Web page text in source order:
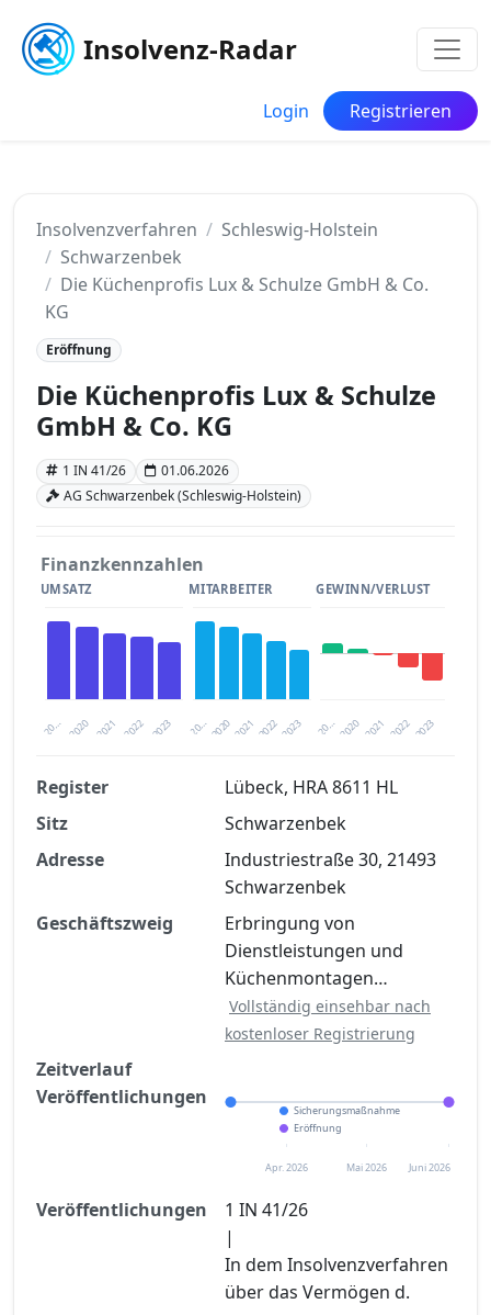
Insolvenz-Radar
Login Registrieren
Insolvenzverfahren
Schleswig-Holstein
Schwarzenbek
Die Küchenprofis Lux & Schulze GmbH & Co.
KG
Eröffnung
Die Küchenprofis Lux & Schulze
GmbH & Co. KG
1 IN 41/26
01.06.2026
AG Schwarzenbek (Schleswig-Holstein)
Finanzkennzahlen
UMSATZ
20… 2021 2023
2020 2022
MITARBEITER
20… 2021 2023
2020 2022
GEWINN/VERLUST
20… 2021 2023
2020 2022
Finanzkennzahlen nach kostenloser
Registrierung verfügbar
Jetzt kostenlos registrieren
Register
Lübeck, HRA 8611 HL
Sitz
Schwarzenbek
Adresse
Industriestraße 30, 21493
Schwarzenbek
Geschäftszweig
Erbringung von
Dienstleistungen und
Küchenmontagen…
Vollständig einsehbar nach
kostenloser Registrierung
Zeitverlauf
Veröffentlichungen
Sicherungsmaßnahme
Eröffnung
Apr. 2026 Mai 2026 Juni 2026
Veröffentlichungen
1 IN 41/26
|
In dem Insolvenzverfahren
über das Vermögen d.